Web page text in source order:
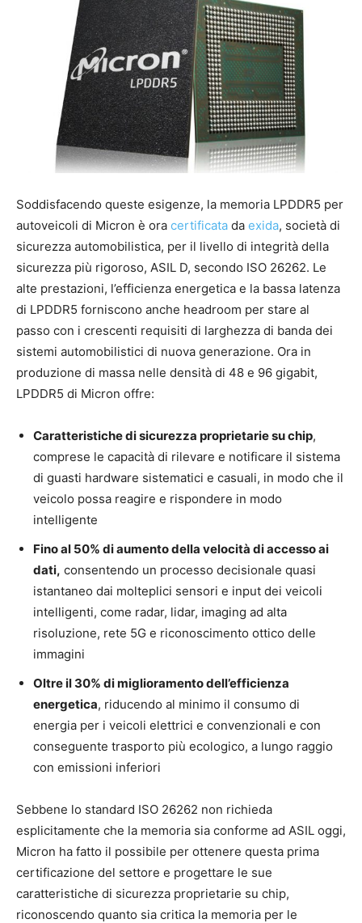
Soddisfacendo queste esigenze, la memoria LPDDR5 per
autoveicoli di Micron è ora certificata da exida, società di
sicurezza automobilistica, per il livello di integrità della
sicurezza più rigoroso, ASIL D, secondo ISO 26262. Le
alte prestazioni, l’efficienza energetica e la bassa latenza
di LPDDR5 forniscono anche headroom per stare al
passo con i crescenti requisiti di larghezza di banda dei
sistemi automobilistici di nuova generazione. Ora in
produzione di massa nelle densità di 48 e 96 gigabit,
LPDDR5 di Micron offre:
Caratteristiche di sicurezza proprietarie su chip,
comprese le capacità di rilevare e notificare il sistema
di guasti hardware sistematici e casuali, in modo che il
veicolo possa reagire e rispondere in modo
intelligente
Fino al 50% di aumento della velocità di accesso ai
dati, consentendo un processo decisionale quasi
istantaneo dai molteplici sensori e input dei veicoli
intelligenti, come radar, lidar, imaging ad alta
risoluzione, rete 5G e riconoscimento ottico delle
immagini
Oltre il 30% di miglioramento dell’efficienza
energetica, riducendo al minimo il consumo di
energia per i veicoli elettrici e convenzionali e con
conseguente trasporto più ecologico, a lungo raggio
con emissioni inferiori
Sebbene lo standard ISO 26262 non richieda
esplicitamente che la memoria sia conforme ad ASIL oggi,
Micron ha fatto il possibile per ottenere questa prima
certificazione del settore e progettare le sue
caratteristiche di sicurezza proprietarie su chip,
riconoscendo quanto sia critica la memoria per le